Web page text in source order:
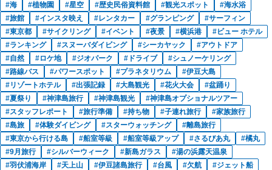
海
植物園 星空 歴史民俗資料館 観光スポット
海水浴
旅館
インスタ映え レンタカー グランピング
サーフィン
東京都
サイクリング イベント 夜景 横浜港
ビュー ホテル
ランキング
スヌーバダイビング シーカヤック
アウトドア
自然
ロケ地 ジオパーク ドライブ
シュノーケリング
路線バス
パワースポット プラネタリウム
伊豆大島
リゾートホテル
出張記録 大島観光 花火大会
盆踊り
夏祭り
神津島旅行 神津島観光
神津島オプショナルツアー
スタッフレポート
旅行準備 持ち物 子連れ旅行
家族旅行
島旅
体験ダイビング スターウォッチング
離島旅行
東京から行ける島
船室等級 船室等級アップ さるびあ丸
橘丸
9月旅行
シルバーウィーク 新島ガラス
湯の浜露天温泉
羽伏浦海岸
天上山 伊豆諸島旅行 台風 欠航
ジェット船